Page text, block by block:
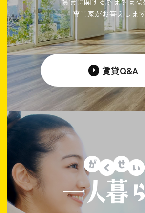
専門家がお答えします
賃貸Q&A